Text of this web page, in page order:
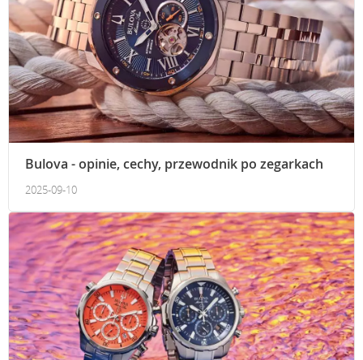
Bulova - opinie, cechy, przewodnik po zegarkach
2025-09-10